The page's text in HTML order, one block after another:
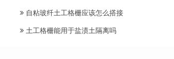
自粘玻纤土工格栅应该怎么搭接
土工格栅能用于盐渍土隔离吗